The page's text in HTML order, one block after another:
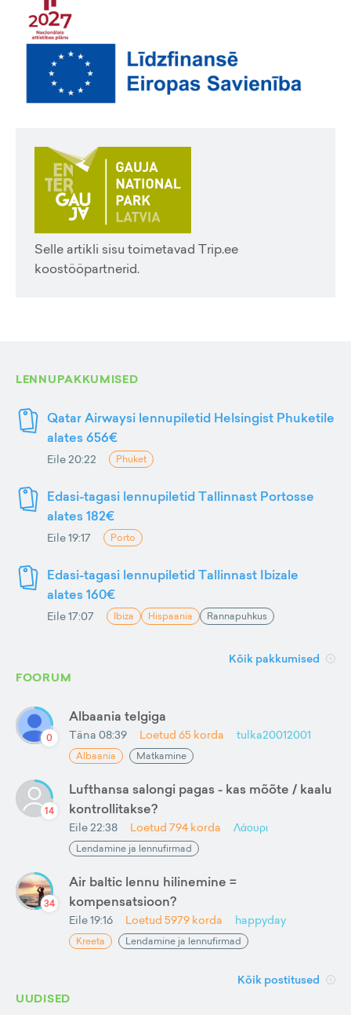
Selle artikli sisu toimetavad Trip.ee
koostööpartnerid.
LENNUPAKKUMISED
Qatar Airwaysi lennupiletid Helsingist Phuketile
alates 656€
Eile 20:22 Phuket
Edasi-tagasi lennupiletid Tallinnast Portosse
alates 182€
Eile 19:17 Porto
Edasi-tagasi lennupiletid Tallinnast Ibizale
alates 160€
Eile 17:07 Ibiza Hispaania Rannapuhkus
Kõik pakkumised
FOORUM
0
Albaania telgiga
Täna 08:39 Loetud 65 korda tulka20012001
Albaania Matkamine
14
Lufthansa salongi pagas - kas mõõte / kaalu
kontrollitakse?
Eile 22:38 Loetud 794 korda Λάουρι
Lendamine ja lennufirmad
34
Air baltic lennu hilinemine =
kompensatsioon?
Eile 19:16 Loetud 5979 korda happyday
Kreeta Lendamine ja lennufirmad
Kõik postitused
UUDISED